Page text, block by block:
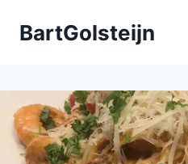
naarBartGolsteijn